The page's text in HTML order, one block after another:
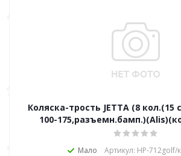
Коляска-трость JETTA (8 кол.(15
100-
Мало Артикул: HP-712golf/